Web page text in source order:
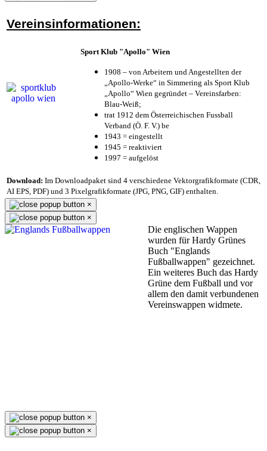
Vereinsinformationen:
Sport Klub "Apollo" Wien
1908 – von Arbeitern und Angestellten der
„Apollo-Werke“ in Simmering als Sport Klub
„Apollo“ Wien gegründet – Vereinsfarben:
Blau-Weiß;
trat 1912 dem Österreichischen Fussball
Verband (Ö. F. V.) be
1943 = eingestellt
1945 = reaktiviert
1997 = aufgelöst
Download: Im Downloadpaket sind 4 verschiedene Vektorgrafikformate (CDR,
AI EPS, PDF) und 3 Pixelgrafikformate (JPG, PNG, GIF) enthalten.
×
×
Die englischen Wappen
wurden für Hardy Grünes
Buch "Englands
Fußballwappen" gezeichnet.
Ein weiteres Buch das Hardy
Grüne dem Fußball und vor
allem den damit verbundenen
Vereinswappen widmete.
×
×